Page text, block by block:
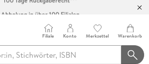
Abholung in über 100 Filialen
Filiale Konto Merkzettel Warenkorb